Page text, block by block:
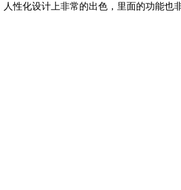
人性化设计上非常的出色，里面的功能也